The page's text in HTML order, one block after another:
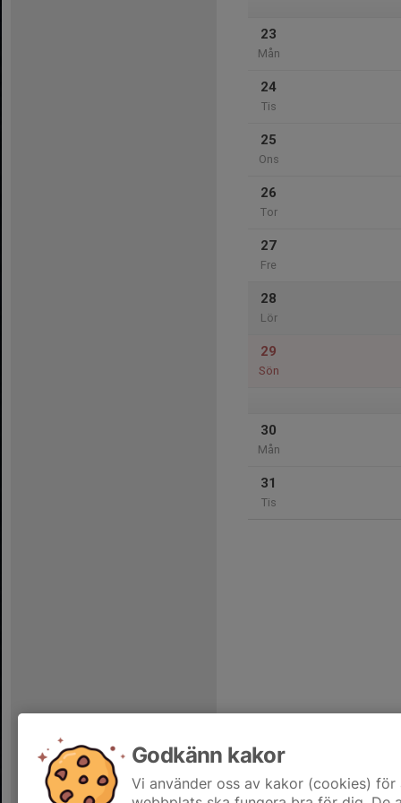
23
Mån
24
Tis
25
Ons
26
Tor
27
Fre
28
Lör
29
Sön
30
Mån
31
Tis
Godkänn kakor
Vi använder oss av kakor (cookies)